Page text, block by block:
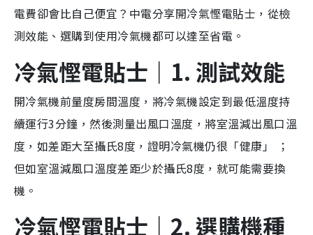
電費卻會比自己便宜？中電分享開冷氣慳電貼士，從檢
測效能、選購到使用冷氣機都可以達至省電。
冷氣慳電貼士｜1. 測試效能
開冷氣機前量度房間溫度，將冷氣機設定到最低溫度持
續運行3分鐘，然後測量出風口溫度，將室溫減出風口溫
度，如差距大至攝氏8度，證明冷氣機仍很「健康」 ；
但如室溫減風口溫度差距少於攝氏8度，就可能需要換
機。
冷氣慳電貼士｜ 2. 選購機種